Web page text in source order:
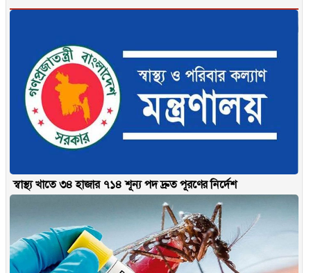
স্বাস্থ্য খাতে ৩৪ হাজার ৭১৪ শূন্য পদ দ্রুত পূরণের নির্দেশ